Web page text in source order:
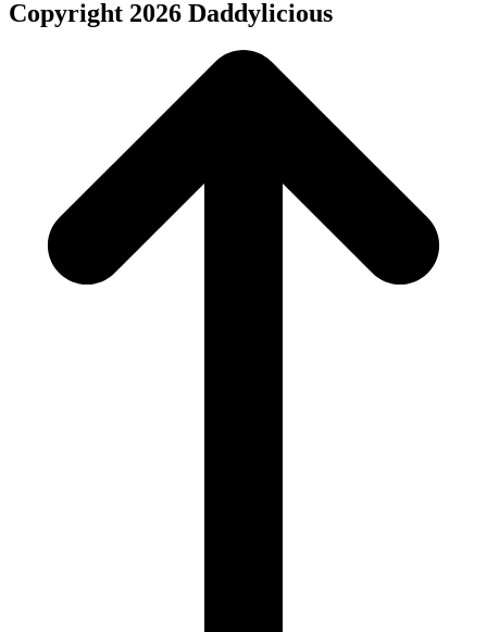
Copyright 2026 Daddylicious